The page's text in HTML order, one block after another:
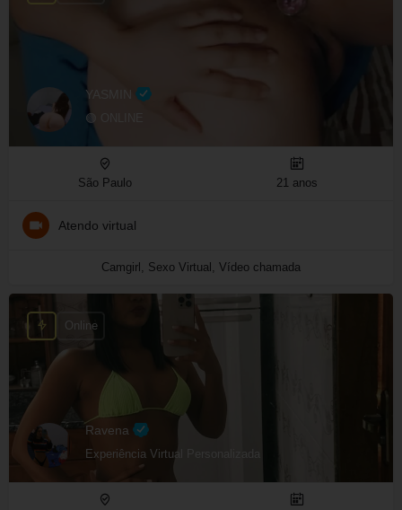
YASMIN
🟢 ONLINE
São Paulo 21 anos
Atendo virtual
Camgirl, Sexo Virtual, Vídeo chamada
Ravena
Experiência Virtual Personalizada
Online